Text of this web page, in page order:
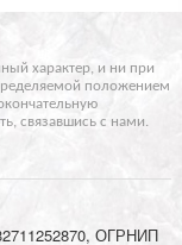
характер, и ни при
положением
связавшись с нами.
ОГРНИП